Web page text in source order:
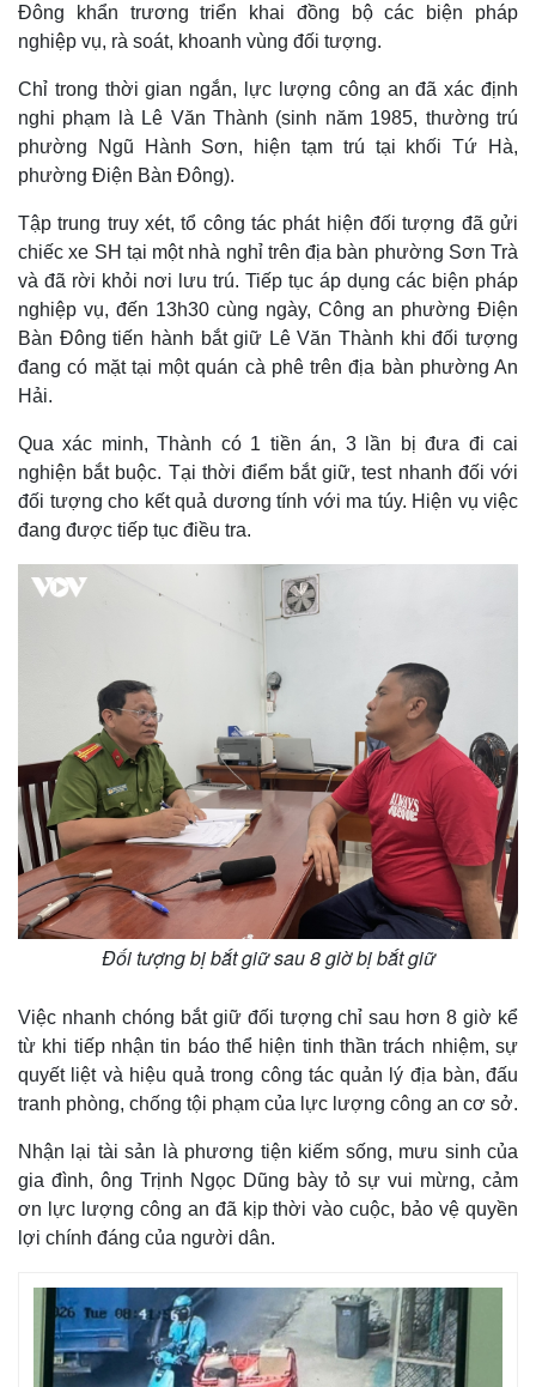
Thế giới
Hồ sơ
Ảnh
E-Magazine
Infographic
Đông khẩn trương triển khai đồng bộ các biện pháp
nghiệp vụ, rà soát, khoanh vùng đối tượng.
Chỉ trong thời gian ngắn, lực lượng công an đã xác định
nghi phạm là Lê Văn Thành (sinh năm 1985, thường trú
phường Ngũ Hành Sơn, hiện tạm trú tại khối Tứ Hà,
phường Điện Bàn Đông).
Tập trung truy xét, tổ công tác phát hiện đối tượng đã gửi
chiếc xe SH tại một nhà nghỉ trên địa bàn phường Sơn Trà
và đã rời khỏi nơi lưu trú. Tiếp tục áp dụng các biện pháp
nghiệp vụ, đến 13h30 cùng ngày, Công an phường Điện
Bàn Đông tiến hành bắt giữ Lê Văn Thành khi đối tượng
đang có mặt tại một quán cà phê trên địa bàn phường An
Hải.
Qua xác minh, Thành có 1 tiền án, 3 lần bị đưa đi cai
nghiện bắt buộc. Tại thời điểm bắt giữ, test nhanh đối với
đối tượng cho kết quả dương tính với ma túy. Hiện vụ việc
đang được tiếp tục điều tra.
Đối tượng bị bắt giữ sau 8 giờ bị bắt giữ
Việc nhanh chóng bắt giữ đối tượng chỉ sau hơn 8 giờ kể
từ khi tiếp nhận tin báo thể hiện tinh thần trách nhiệm, sự
quyết liệt và hiệu quả trong công tác quản lý địa bàn, đấu
tranh phòng, chống tội phạm của lực lượng công an cơ sở.
Nhận lại tài sản là phương tiện kiếm sống, mưu sinh của
gia đình, ông Trịnh Ngọc Dũng bày tỏ sự vui mừng, cảm
ơn lực lượng công an đã kịp thời vào cuộc, bảo vệ quyền
lợi chính đáng của người dân.